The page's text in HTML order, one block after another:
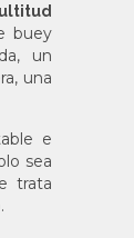
buey
un
una
e
sea
trata